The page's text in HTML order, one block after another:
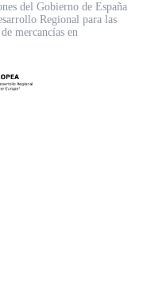
del Gobierno de España
Regional para las
mercancías en